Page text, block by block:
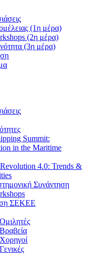
(1η μέρα)
(2η μέρα)
(3η μέρα)
Summit:
in the Maritime
4.0: Trends &
Συνάντηση
ΣΕΚΕΕ